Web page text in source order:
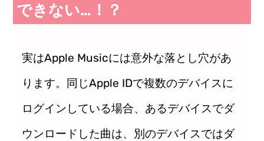
できない…！？
実はApple Musicには意外な落とし穴があ
ります。同じApple IDで複数のデバイスに
ログインしている場合、あるデバイスでダ
ウンロードした曲は、別のデバイスではダ